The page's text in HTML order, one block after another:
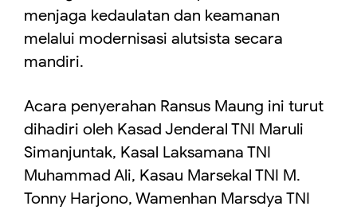
menjaga kedaulatan dan keamanan
melalui modernisasi alutsista secara
mandiri.
Acara penyerahan Ransus Maung ini turut
dihadiri oleh Kasad Jenderal TNI Maruli
Simanjuntak, Kasal Laksamana TNI
Muhammad Ali, Kasau Marsekal TNI M.
Tonny Harjono, Wamenhan Marsdya TNI